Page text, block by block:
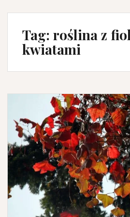
Tag: roślina z
kwiatami